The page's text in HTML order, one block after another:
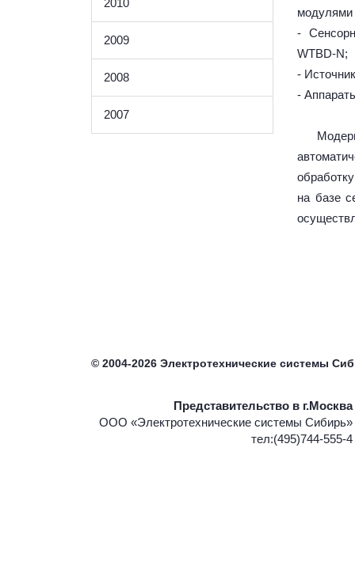
2010
2009
2008
2007
модулями
-
WTBD-N;
-
-
на базе
© 2004-2026 Электротехнические системы
Представительство в г.Москва
ООО «Электротехнические системы Сибирь»
тел:(495)744-555-4